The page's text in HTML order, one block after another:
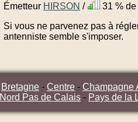
Émetteur HIRSON /
31 %
Si vous ne parvenez pas à
antenniste semble s'imposer.
Bretagne - Centre - Champagne
Nord Pas de Calais - Pays de la